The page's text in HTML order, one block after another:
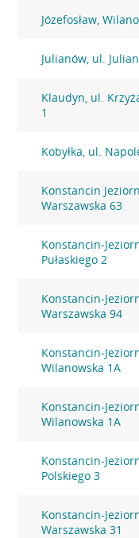
Józefosław,
Julianów, ul.
Klaudyn, ul.
1
Kobyłka, ul.
Konstancin
Warszawska 63
Konstancin-
Pułaskiego 2
Konstancin-
Warszawska 94
Konstancin-
Wilanowska 1A
Konstancin-
Wilanowska 1A
Konstancin-
Polskiego 3
Konstancin-
Warszawska 31